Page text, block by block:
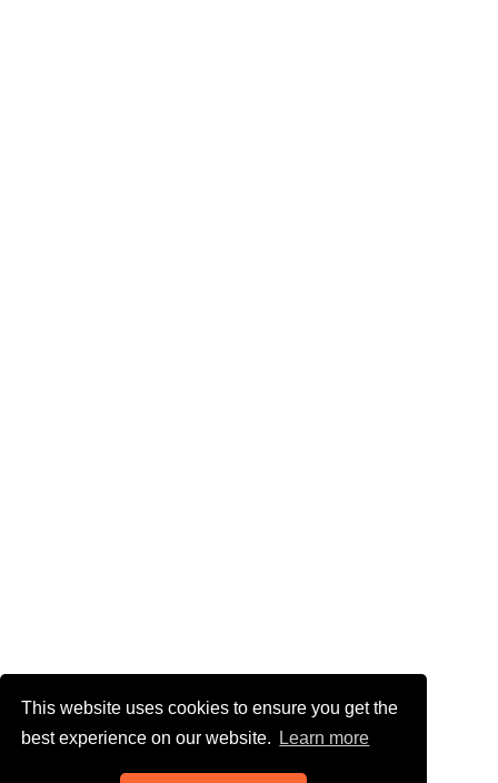
This website uses cookies to ensure you get the
best experience on our website.
Learn more